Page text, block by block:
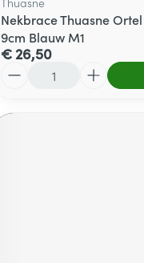
Nekbrace Thuasne Ortel
9cm Blauw M1
€ 26,50